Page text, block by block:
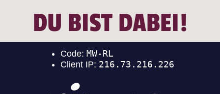
DU BIST DABEI!